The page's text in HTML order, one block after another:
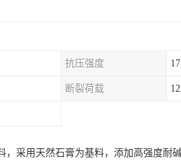
抗压强度
断裂荷载
采用天然石膏为基料，添加高强度耐